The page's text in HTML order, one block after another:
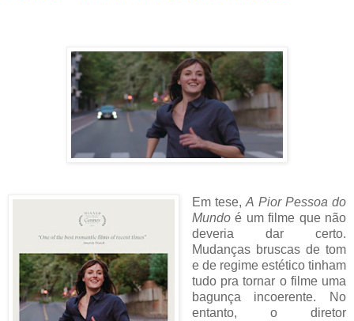
Em tese,A Pior Pessoa do
Mundoé um filme que não
deveria dar certo.
Mudanças bruscas de tom
e de regime estético tinham
tudo pra tornar o filme uma
bagunça incoerente. No
entanto, o diretor